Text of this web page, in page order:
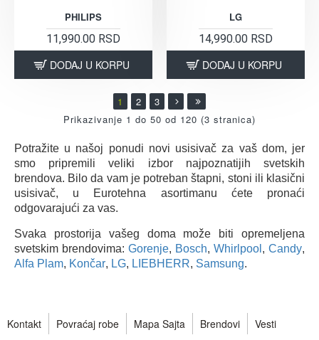
Potražite u našoj ponudi novi usisivač za vaš dom, jer
smo pripremili veliki izbor najpoznatijih svetskih
brendova. Bilo da vam je potreban štapni, stoni ili klasični
usisivač, u Eurotehna asortimanu ćete pronaći
odgovarajući za vas.
Svaka prostorija vašeg doma može biti opremeljena
svetskim brendovima: Gorenje, Bosch, Whirlpool , Candy,
Alfa Plam, Končar, LG, LIEBHERR, Samsung.
PHILIPS
11,990.00 RSD
DODAJ U KORPU
LG
14,990.00 RSD
DODAJ U KORPU
1 2
3
Prikazivanje 1 do 50 od 120 (3 stranica)
Kontakt Povraćaj robe Mapa Sajta Brendovi Vesti